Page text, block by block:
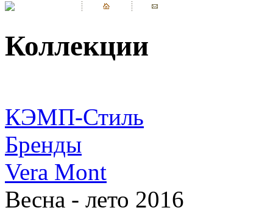
Коллекции
КЭМП-Стиль
Бренды
Vera Mont
Весна - лето 2016